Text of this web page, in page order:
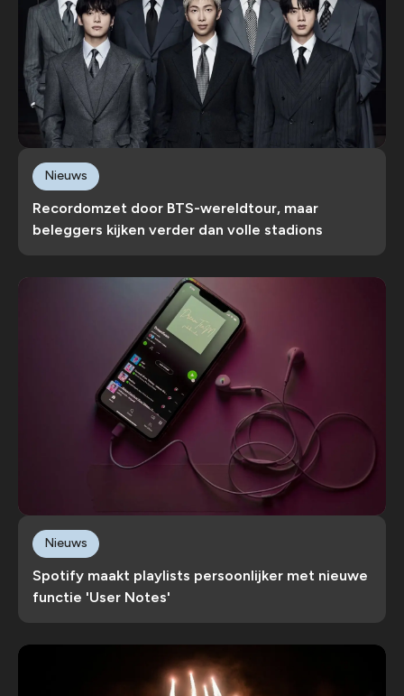
Recordomzet door BTS-wereldtour, maar
beleggers kijken verder dan volle stadions
Nieuws
Spotify maakt playlists persoonlijker met nieuwe
functie 'User Notes'
Nieuws